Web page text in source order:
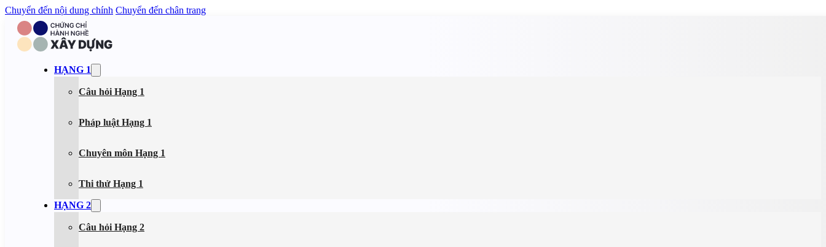
Chuyển đến nội dung chính Chuyển đến chân trang
HẠNG 1
Câu hỏi Hạng 1
Pháp luật Hạng 1
Chuyên môn Hạng 1
Thi thử Hạng 1
HẠNG 2
Câu hỏi Hạng 2